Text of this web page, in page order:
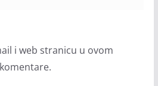
i web stranicu u ovom